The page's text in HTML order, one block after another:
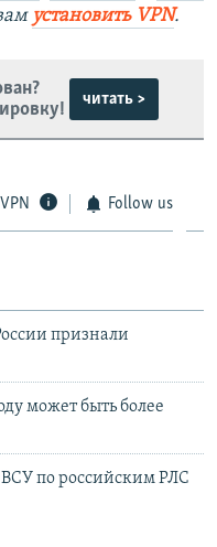
установить VPN.
читать >
Follow us
признали
может быть более
по российским РЛС